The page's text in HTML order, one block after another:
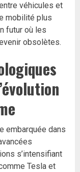
véhicules et
mobilité plus
futur où les
obsolètes.
embarquée dans
s’intensifiant
Tesla et